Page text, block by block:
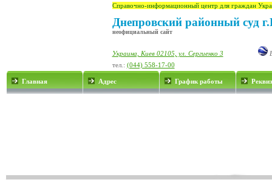
Справочно-информационный центр для граждан
Днепровский районный суд
неофициальный сайт
Украина, Киев 02105, ул. Сергиенко 3
тел.: (044) 558-17-00
Главная Адрес График работы